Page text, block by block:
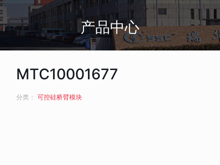
产品中心
MTC10001677
分类： 可控硅桥臂模块